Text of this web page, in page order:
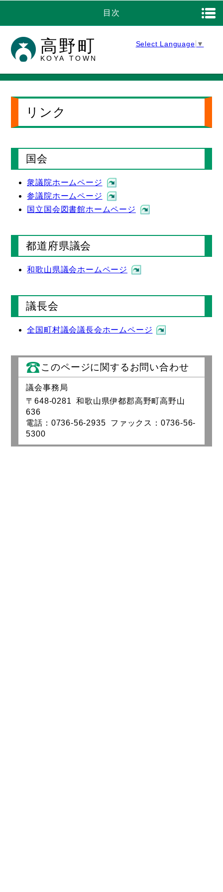
高野町
KOYA TOWN
Select Language ▼
目次
リンク
国会
衆議院ホームページ
参議院ホームページ
国立国会図書館ホームページ
都道府県議会
和歌山県議会ホームページ
議長会
全国町村議会議長会ホームページ
このページに関するお問い合わせ
議会事務局
〒648-0281 和歌山県伊都郡高野町高野山
636
電話：0736-56-2935 ファックス：0736-56-
5300